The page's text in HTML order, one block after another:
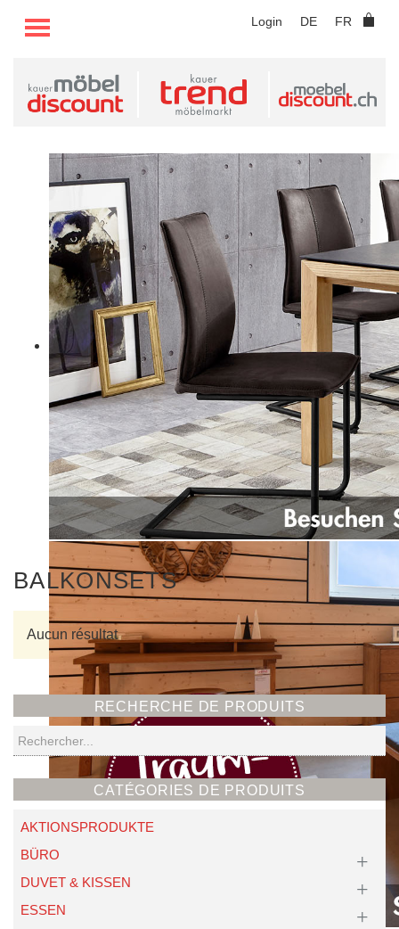
Login DE FR
TOGGLE MENU
BALKONSETS
Aucun résultat
RECHERCHE DE PRODUITS
Recherche
CATÉGORIES DE PRODUITS
AKTIONSPRODUKTE
BÜRO
DUVET & KISSEN
ESSEN